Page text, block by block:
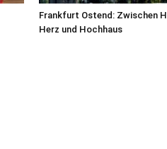
Frankfurt Ostend: Zwischen
Herz und Hochhaus